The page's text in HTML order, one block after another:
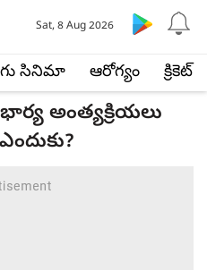
సినిమా ఆరోగ్యం క్రికెట్
Sat, 8 Aug 2026
అంత్యక్రియలు